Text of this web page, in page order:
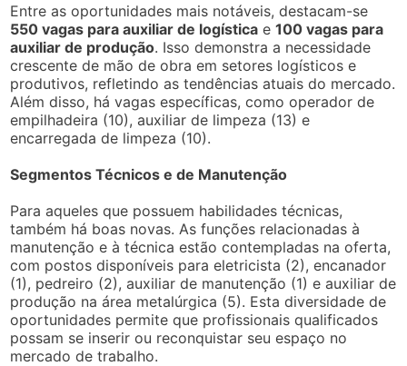
Entre as oportunidades mais notáveis, destacam-se
550 vagas para auxiliar de logística e100 vagas para
auxiliar de produção. Isso demonstra a necessidade
crescente de mão de obra em setores logísticos e
produtivos, refletindo as tendências atuais do mercado.
Além disso, há vagas específicas, como operador de
empilhadeira (10), auxiliar de limpeza (13) e
encarregada de limpeza (10).
Segmentos Técnicos e de Manutenção
Para aqueles que possuem habilidades técnicas,
também há boas novas. As funções relacionadas à
manutenção e à técnica estão contempladas na oferta,
com postos disponíveis para eletricista (2), encanador
(1), pedreiro (2), auxiliar de manutenção (1) e auxiliar de
produção na área metalúrgica (5). Esta diversidade de
oportunidades permite que profissionais qualificados
possam se inserir ou reconquistar seu espaço no
mercado de trabalho.